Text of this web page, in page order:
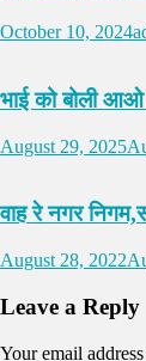
October 10, 2024
भाई को बोली
August 29, 2025
वाह रे नगर
August 28, 2022
Leave a Reply
Your email